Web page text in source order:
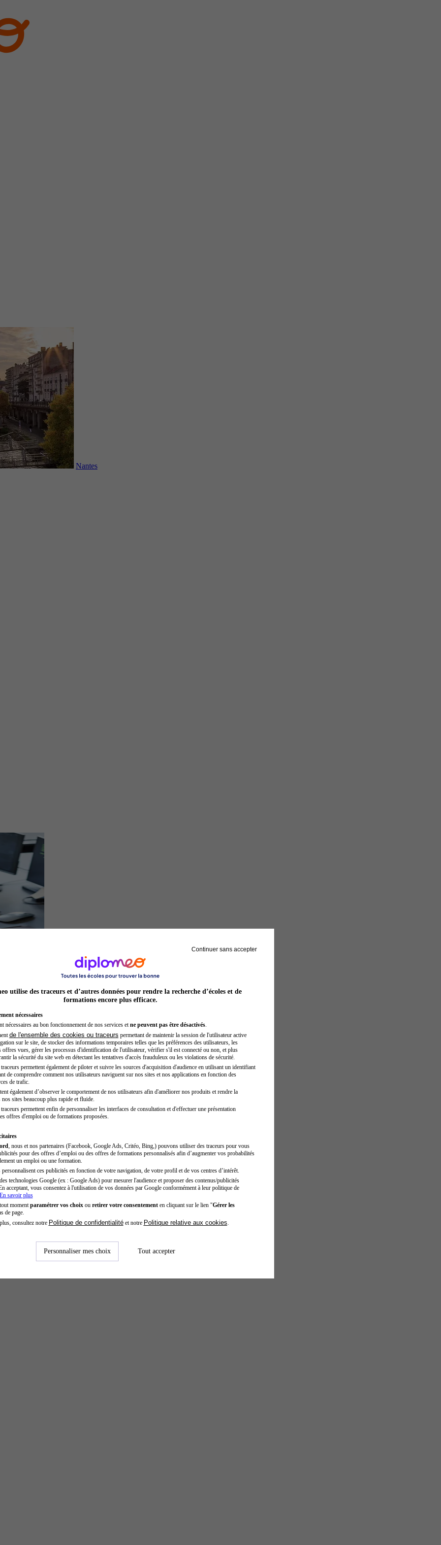
Nantes
Développeur web
Continuer sans accepter
utilise des traceurs et d’autres données pour rendre la recherche d’écoles et de
formations encore plus efficace.
nécessaires
nécessaires au bon fonctionnement de nos services et ne peuvent pas être désactivés.
de l'ensemble des cookies ou traceurs permettant de maintenir la session de l'utilisateur active
sur le site, de stocker des informations temporaires telles que les préférences des utilisateurs, les
offres vues, gérer les processus d'identification de l'utilisateur, vérifier s'il est connecté ou non, et plus
la sécurité du site web en détectant les tentatives d'accès frauduleux ou les violations de sécurité.
permettent également de piloter et suivre les sources d'acquisition d'audience en utilisant un identifiant
de comprendre comment nos utilisateurs naviguent sur nos sites et nos applications en fonction des
de trafic.
également d’observer le comportement de nos utilisateurs afin d'améliorer nos produits et rendre la
sites beaucoup plus rapide et fluide.
permettent enfin de personnaliser les interfaces de consultation et d'effectuer une présentation
offres d'emploi ou de formations proposées.
, nous et nos partenaires (Facebook, Google Ads, Critéo, Bing,) pouvons utiliser des traceurs pour vous
pour des offres d’emploi ou des offres de formations personnalisés afin d’augmenter vos probabilités
un emploi ou une formation.
ces publicités en fonction de votre navigation, de votre profil et de vos centres d’intérêt.
technologies Google (ex : Google Ads) pour mesurer l'audience et proposer des contenus/publicités
acceptant, vous consentez à l'utilisation de vos données par Google conformément à leur politique de
savoir plus
moment paramétrer vos choixou retirer votre consentementen cliquant sur le lien "Gérer les
de page.
consultez notre Politique de confidentialitéet notre Politique relative aux cookies
Personnaliser mes choix Tout accepter